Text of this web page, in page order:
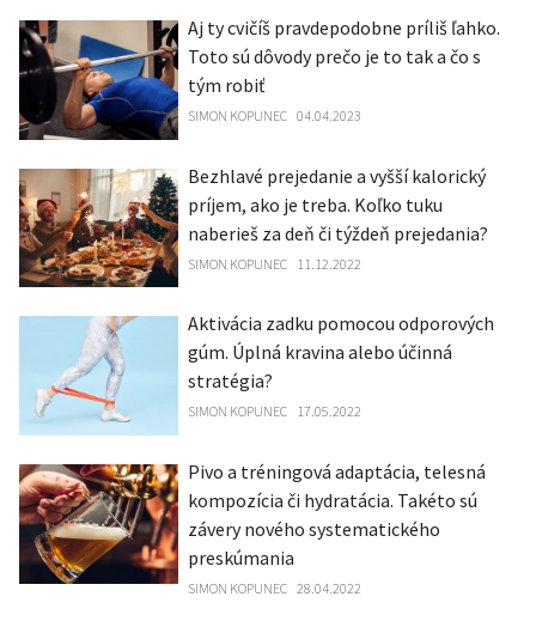
Aj ty cvičíš pravdepodobne príliš ľahko.
Toto sú dôvody prečo je to tak a čo s
tým robiť
SIMON KOPUNEC 04.04.2023
Bezhlavé prejedanie a vyšší kalorický
príjem, ako je treba. Koľko tuku
naberieš za deň či týždeň prejedania?
SIMON KOPUNEC 11.12.2022
Aktivácia zadku pomocou odporových
gúm. Úplná kravina alebo účinná
stratégia?
SIMON KOPUNEC 17.05.2022
Pivo a tréningová adaptácia, telesná
kompozícia či hydratácia. Takéto sú
závery nového systematického
preskúmania
SIMON KOPUNEC 28.04.2022